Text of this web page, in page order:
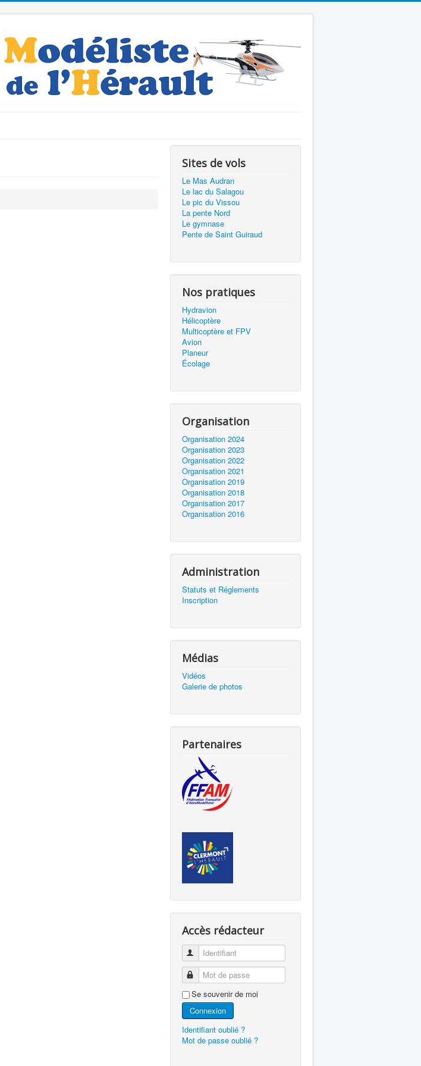
Sites de vols
Le Mas Audran
Le lac du Salagou
Le pic du Vissou
La pente Nord
Le gymnase
Pente de Saint Guiraud
Nos pratiques
Hydravion
Hélicoptère
Multicoptère et FPV
Avion
Planeur
Écolage
Organisation
Organisation 2024
Organisation 2023
Organisation 2022
Organisation 2021
Organisation 2019
Organisation 2018
Organisation 2017
Organisation 2016
Administration
Statuts et Réglements
Inscription
Médias
Vidéos
Galerie de photos
Partenaires
Accès rédacteur
Identifiant
Mot de passe
Se souvenir de moi
Connexion
Identifiant oublié ?
Mot de passe oublié ?